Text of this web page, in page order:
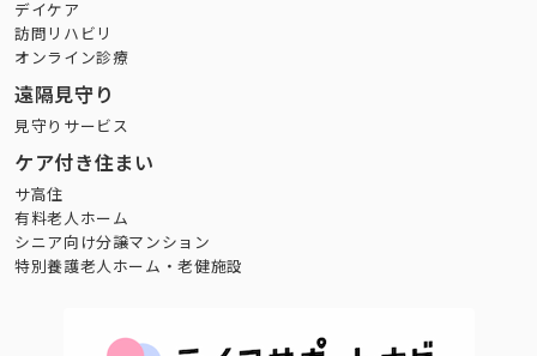
デイケア
訪問リハビリ
オンライン診療
遠隔見守り
見守りサービス
ケア付き住まい
サ高住
有料老人ホーム
シニア向け分譲マンション
特別養護老人ホーム・老健施設